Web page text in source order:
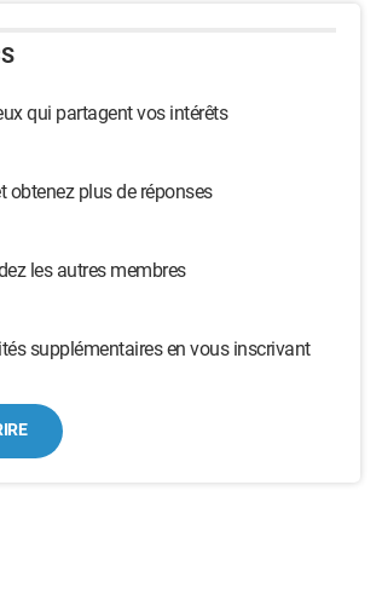
qui partagent vos intérêts
plus de réponses
les autres membres
supplémentaires en vous inscrivant